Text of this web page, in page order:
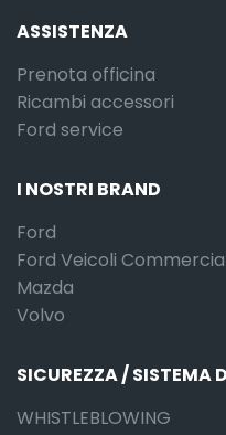
ASSISTENZA
Prenota officina
Ricambi accessori
Ford service
I NOSTRI BRAND
Ford
Ford Veicoli
Mazda
Volvo
SICUREZZA / SISTEMA
WHISTLEBLOWING